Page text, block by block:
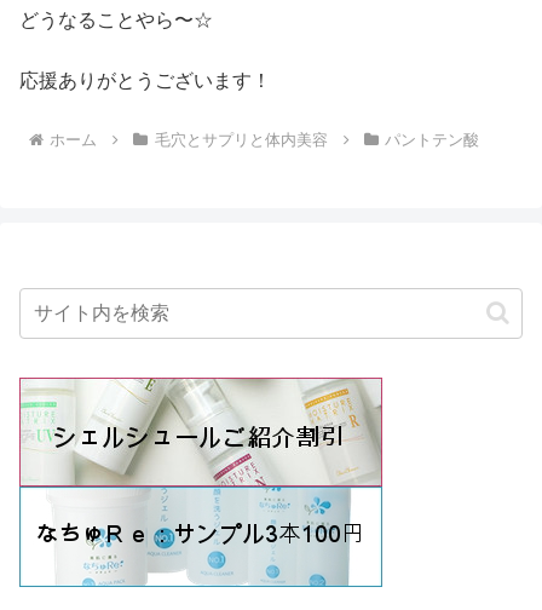
どうなることやら〜☆
応援ありがとうございます！
ホーム 毛穴とサプリと体内美容 パントテン酸